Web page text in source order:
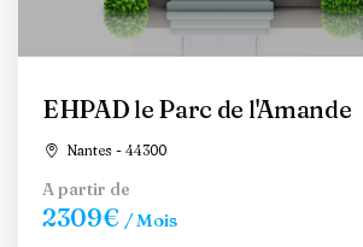
EHPAD le Parc de l'Amande
Nantes - 44300
A partir de
2309€ / Mois